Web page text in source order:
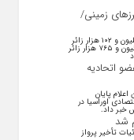
از مرزهای زمینی/
رئیس مرکز مدیریت راه‌های کشور از خروج بیش از ۳ میلیون و ۱۰۲ هزار زائر
اربعین از مرزهای شش‌گانه زمینی و بازگشت حدود ۲ میلیون و ۷۶۵ هزار زائر
اتحادیه
پایان
اوراسیا در
خبر داد.
شد
تأخیر پرواز